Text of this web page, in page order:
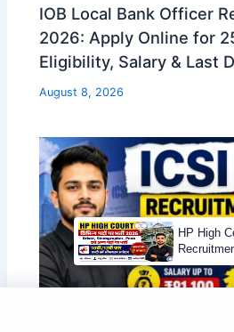
IOB Local Bank Officer
2026: Apply Online for
Eligibility, Salary & Last
August 8, 2026
HP High
पर भर्ती